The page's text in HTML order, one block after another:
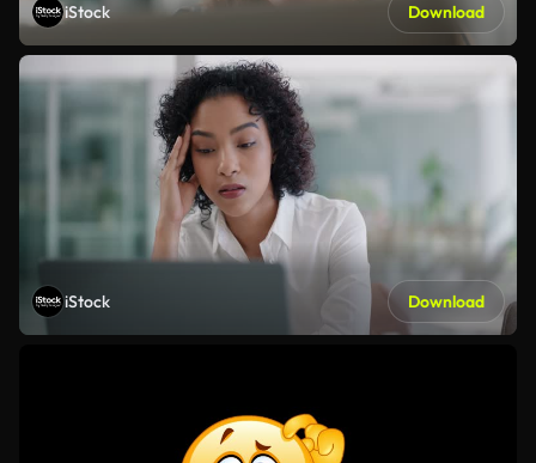
iStock Download
iStock Download